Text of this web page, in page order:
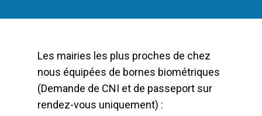
Les mairies les plus proches de chez
nous équipées de bornes biométriques
(Demande de CNI et de passeport sur
rendez-vous uniquement) :